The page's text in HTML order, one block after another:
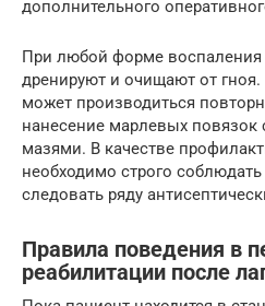
дополнительного
При любой форме воспаления
дренируют и очищают от
может производиться
нанесение марлевых
мазями. В качестве
необходимо строго
следовать ряду
Правила поведения в
реабилитации после